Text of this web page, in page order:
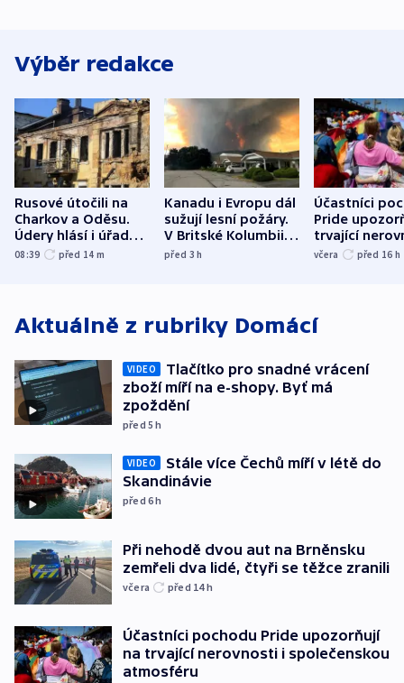
Výběr redakce
Rusové útočili na
Charkov a Oděsu.
Údery hlásí i úřady v
Bělgorodu
08:39 před 14 m
Kanadu i Evropu dál
sužují lesní požáry.
V Britské Kolumbii
evakuovali tisíce lidí
před 3h
Účastníci
Pride
trvající
včera před 16 h
Aktuálně z rubriky Domácí
VIDEO
Tlačítko pro snadné vrácení
zboží míří na e-shopy. Byť má
zpoždění
před 5h
VIDEO
Stále více Čechů míří v létě do
Skandinávie
před 6h
Při nehodě dvou aut na Brněnsku
zemřeli dva lidé, čtyři se těžce zranili
včera před 14h
Účastníci pochodu Pride upozorňují
na trvající nerovnosti i společenskou
atmosféru